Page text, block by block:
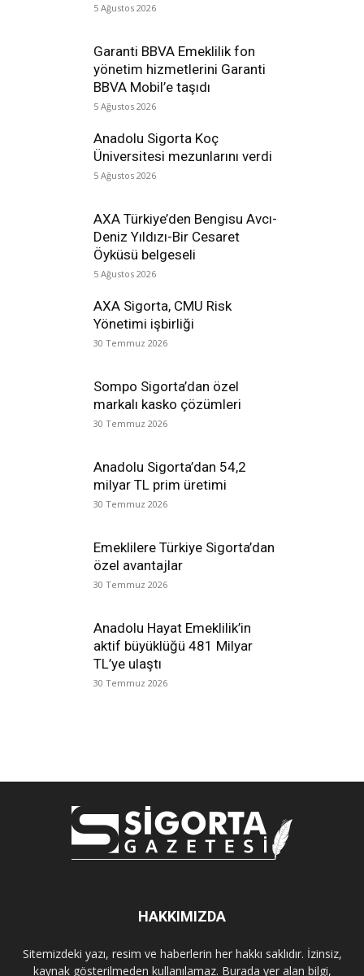
5 Ağustos 2026
Garanti BBVA Emeklilik fon
yönetim hizmetlerini Garanti
BBVA Mobil’e taşıdı
5 Ağustos 2026
Anadolu Sigorta Koç
Üniversitesi mezunlarını verdi
5 Ağustos 2026
AXA Türkiye’den Bengisu Avcı-
Deniz Yıldızı-Bir Cesaret
Öyküsü belgeseli
5 Ağustos 2026
AXA Sigorta, CMU Risk
Yönetimi işbirliği
30 Temmuz 2026
Sompo Sigorta’dan özel
markalı kasko çözümleri
30 Temmuz 2026
Anadolu Sigorta’dan 54,2
milyar TL prim üretimi
30 Temmuz 2026
Emeklilere Türkiye Sigorta’dan
özel avantajlar
30 Temmuz 2026
Anadolu Hayat Emeklilik’in
aktif büyüklüğü 481 Milyar
TL’ye ulaştı
30 Temmuz 2026
HAKKIMIZDA
Sitemizdeki yazı, resim ve haberlerin her hakkı saklıdır. İzinsiz,
kaynak gösterilmeden kullanılamaz. Burada yer alan bilgi,